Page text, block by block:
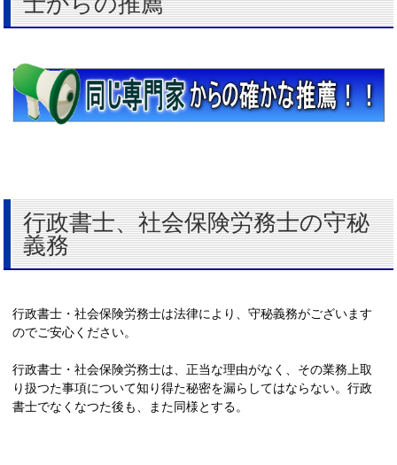
行政書士、社会保険労務士の守秘
義務
行政書士・社会保険労務士は法律により、守秘義務がございます
のでご安心ください。
行政書士・社会保険労務士は、正当な理由がなく、その業務上取
り扱つた事項について知り得た秘密を漏らしてはならない。行政
書士でなくなつた後も、また同様とする。